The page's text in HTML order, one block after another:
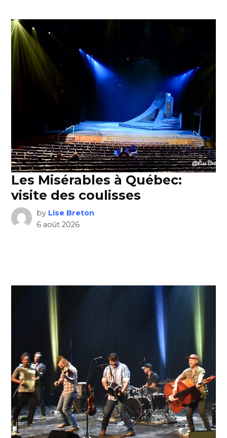
Les Misérables à Québec:
visite des coulisses
by Lise Breton
6 août 2026